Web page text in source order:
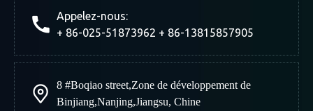
Appelez-nous:
+ 86-025-51873962 + 86-13815857905
8 #Boqiao street,Zone de développement de
Binjiang,Nanjing,Jiangsu, Chine